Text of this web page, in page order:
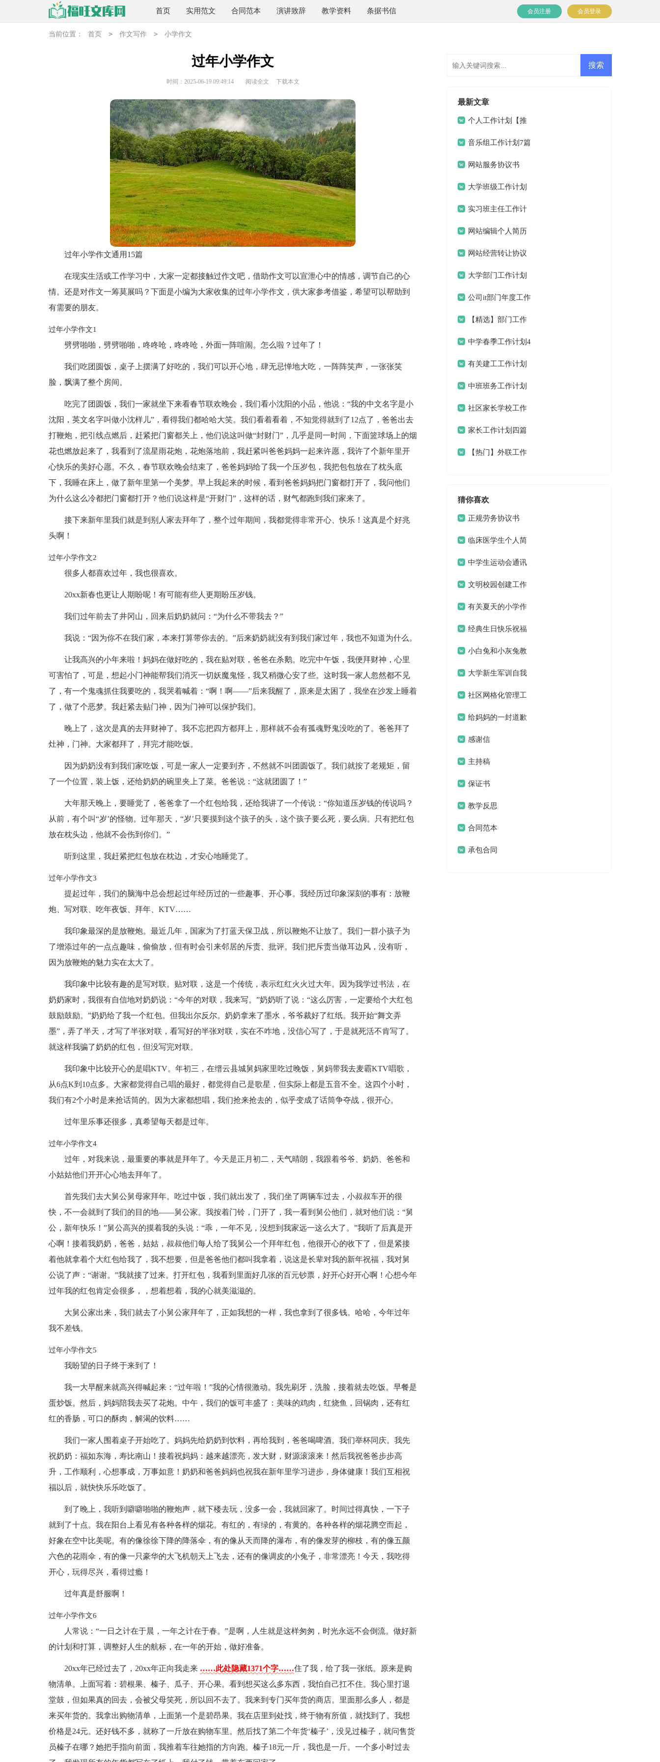
首页 实用范文 合同范本 演讲致辞 教学资料 条据书信 会员登录
会员注册
当前位置： 首页 > 作文写作 > 小学作文
过年小学作文
时间：2025-06-19 09:49:14 阅读全文 下载本文
过年小学作文通用15篇
在现实生活或工作学习中，大家一定都接触过作文吧，借助作文可以宣泄心中的情感，调节自己的心
情。还是对作文一筹莫展吗？下面是小编为大家收集的过年小学作文，供大家参考借鉴，希望可以帮助到
有需要的朋友。
过年小学作文1
劈劈啪啪，劈劈啪啪，咚咚呛，咚咚呛，外面一阵喧闹。怎么啦？过年了！
我们吃团圆饭，桌子上摆满了好吃的，我们可以开心地，肆无忌惮地大吃，一阵阵笑声，一张张笑
脸，飘满了整个房间。
吃完了团圆饭，我们一家就坐下来看春节联欢晚会，我们看小沈阳的小品，他说：“我的中文名字是小
沈阳，英文名字叫做小沈样儿”，看得我们都哈哈大笑。我们看着看着，不知觉得就到了12点了，爸爸出去
打鞭炮，把引线点燃后，赶紧把门窗都关上，他们说这叫做“封财门”，几乎是同一时间，下面篮球场上的烟
花也燃放起来了，我看到了流星雨花炮，花炮落地前，我赶紧叫爸爸妈妈一起来许愿，我许了个新年里开
心快乐的美好心愿。不久，春节联欢晚会结束了，爸爸妈妈给了我一个压岁包，我把包包放在了枕头底
下，我睡在床上，做了新年里第一个美梦。早上我起来的时候，看到爸爸妈妈把门窗都打开了，我问他们
为什么这么冷都把门窗都打开？他们说这样是“开财门”，这样的话，财气都跑到我们家来了。
接下来新年里我们就是到别人家去拜年了，整个过年期间，我都觉得非常开心、快乐！这真是个好兆
头啊！
过年小学作文2
很多人都喜欢过年，我也很喜欢。
20xx新春也更让人期盼呢！有可能有些人更期盼压岁钱。
我们过年前去了井冈山，回来后奶奶就问：“为什么不带我去？”
我说：“因为你不在我们家，本来打算带你去的。”后来奶奶就没有到我们家过年，我也不知道为什么。
让我高兴的小年来啦！妈妈在做好吃的，我在贴对联，爸爸在杀鹅。吃完中午饭，我便拜财神，心里
可害怕了，可是，想起小门神能帮我们消灭一切妖魔鬼怪，我又稍微心安了些。这时我一家人忽然都不见
了，有一个鬼魂抓住我要吃的，我哭着喊着：“啊！啊——”后来我醒了，原来是太困了，我坐在沙发上睡着
了，做了个恶梦。我赶紧去贴门神，因为门神可以保护我们。
晚上了，这次是真的去拜财神了。我不忘把四方都拜上，那样就不会有孤魂野鬼没吃的了。爸爸拜了
灶神，门神。大家都拜了，拜完才能吃饭。
因为奶奶没有到我们家吃饭，可是一家人一定要到齐，不然就不叫团圆饭了。我们就按了老规矩，留
了一个位置，装上饭，还给奶奶的碗里夹上了菜。爸爸说：“这就团圆了！”
大年那天晚上，要睡觉了，爸爸拿了一个红包给我，还给我讲了一个传说：“你知道压岁钱的传说吗？
从前，有个叫“岁’的怪物。过年那天，“岁’只要摸到这个孩子的头，这个孩子要么死，要么病。只有把红包
放在枕头边，他就不会伤到你们。”
听到这里，我赶紧把红包放在枕边，才安心地睡觉了。
过年小学作文3
提起过年，我们的脑海中总会想起过年经历过的一些趣事、开心事。我经历过印象深刻的事有：放鞭
炮、写对联、吃年夜饭、拜年、KTV……
我印象最深的是放鞭炮。最近几年，国家为了打蓝天保卫战，所以鞭炮不让放了。我们一群小孩子为
了增添过年的一点点趣味，偷偷放，但有时会引来邻居的斥责、批评。我们把斥责当做耳边风，没有听，
因为放鞭炮的魅力实在太大了。
我印象中比较有趣的是写对联。贴对联，这是一个传统，表示红红火火过大年。因为我学过书法，在
奶奶家时，我很有自信地对奶奶说：“今年的对联，我来写。”奶奶听了说：“这么厉害，一定要给个大红包
鼓励鼓励。”奶奶给了我一个红包。但我出尔反尔。奶奶拿来了墨水，爷爷裁好了红纸。我开始“舞文弄
墨”，弄了半天，才写了半张对联，看写好的半张对联，实在不咋地，没信心写了，于是就死活不肯写了。
就这样我骗了奶奶的红包，但没写完对联。
我印象中比较开心的是唱KTV。年初三，在缙云县城舅妈家里吃过晚饭，舅妈带我去麦霸KTV唱歌，
从6点K到10点多。大家都觉得自己唱的最好，都觉得自己是歌星，但实际上都是五音不全。这四个小时，
我们有2个小时是来抢话筒的。因为大家都想唱，我们抢来抢去的，似乎变成了话筒争夺战，很开心。
过年里乐事还很多，真希望每天都是过年。
过年小学作文4
过年，对我来说，最重要的事就是拜年了。今天是正月初二，天气晴朗，我跟着爷爷、奶奶、爸爸和
小姑姑他们开开心心地去拜年了。
首先我们去大舅公舅母家拜年。吃过中饭，我们就出发了，我们坐了两辆车过去，小叔叔车开的很
快，不一会就到了我们的目的地——舅公家。我按着门铃，门开了，我一看到舅公他们，就对他们说：“舅
公，新年快乐！”舅公高兴的摸着我的头说：“乖，一年不见，没想到我家远一这么大了。”我听了后真是开
心啊！接着我奶奶，爸爸，姑姑，叔叔他们每人给了我舅公一个拜年红包，他很开心的收下了，但是紧接
着他就拿着个大红包给我了，我不想要，但是爸爸他们都叫我拿着，说这是长辈对我的新年祝福，我对舅
公说了声：“谢谢。”我就接了过来。打开红包，我看到里面好几张的百元钞票，好开心好开心啊！心想今年
过年我的红包肯定会很多，，想着想着，我的心就美滋滋的。
大舅公家出来，我们就去了小舅公家拜年了，正如我想的一样，我也拿到了很多钱。哈哈，今年过年
我不差钱。
过年小学作文5
我盼望的日子终于来到了！
我一大早醒来就高兴得喊起来：“过年啦！”我的心情很激动。我先刷牙，洗脸，接着就去吃饭。早餐是
蛋炒饭。然后，妈妈陪我去买了花炮。中午，我们的饭可丰盛了：美味的鸡肉，红烧鱼，回锅肉，还有红
红的香肠，可口的酥肉，解渴的饮料……
我们一家人围着桌子开始吃了。妈妈先给奶奶到饮料，再给我到，爸爸喝啤酒。我们举杯同庆。我先
祝奶奶：福如东海，寿比南山！接着祝妈妈：越来越漂亮，发大财，财源滚滚来！然后我祝爸爸步步高
升，工作顺利，心想事成，万事如意！奶奶和爸爸妈妈也祝我在新年里学习进步，身体健康！我们互相祝
福以后，就快快乐乐吃饭了。
到了晚上，我听到噼噼啪啪的鞭炮声，就下楼去玩，没多一会，我就回家了。时间过得真快，一下子
就到了十点。我在阳台上看见有各种各样的烟花。有红的，有绿的，有黄的。各种各样的烟花腾空而起，
好象在空中比美呢。有的像徐徐下降的降落伞，有的像从天而降的瀑布，有的像发芽的柳枝，有的像五颜
六色的花雨伞，有的像一只豪华的大飞机朝天上飞去，还有的像调皮的小兔子，非常漂亮！今天，我吃得
开心，玩得尽兴，看得过瘾！
过年真是舒服啊！
过年小学作文6
人常说：“一日之计在于晨，一年之计在于春。”是啊，人生就是这样匆匆，时光永远不会倒流。做好新
的计划和打算，调整好人生的航标，在一年的开始，做好准备。
20xx年已经过去了，20xx年正向我走来 ……此处隐藏1371个字……住了我，给了我一张纸。原来是购
物清单。上面写着：碧根果、榛子、瓜子、开心果。看到想买这么多东西，我怕自己扛不住。我心里打退
堂鼓，但如果真的回去，会被父母笑死，所以回不去了。我来到专门买年货的商店。里面那么多人，都是
来买年货的。我拿出购物清单，上面第一个是碧昂果。我在店里到处找，终于物有所值，就找到了。我想
价格是24元。还好钱不多，就称了一斤放在购物车里。然后找了第二个年货‘榛子’，没见过榛子，就问售货
员榛子在哪？她把手指向前面，我推着车往她指的方向跑。榛子18元一斤，我也是一斤。一个多小时过去
最新文章
个人工作计划【推
荐】音乐组工作计划7篇
网站服务协议书
大学班级工作计划
15篇实习班主任工作计
划(合集15篇)
网站编辑个人简历
网站经营转让协议
书 大学部门工作计划
公司it部门年度工作
总结【精选】部门工作
计划四篇
中学春季工作计划4
篇 有关建工工作计划
三篇中班班务工作计划
社区家长学校工作
计划家长工作计划四篇
【热门】外联工作
猜你喜欢
正规劳务协议书
临床医学生个人简
历 中学生运动会通讯
稿15篇文明校园创建工作
方案 13篇
有关夏天的小学作
文3篇经典生日快乐祝福
问候语小白兔和小灰兔教
案 大学新生军训自我
鉴定社区网格化管理工
作总结给妈妈的一封道歉
信 感谢信
主持稿
保证书
教学反思
合同范本
承包合同